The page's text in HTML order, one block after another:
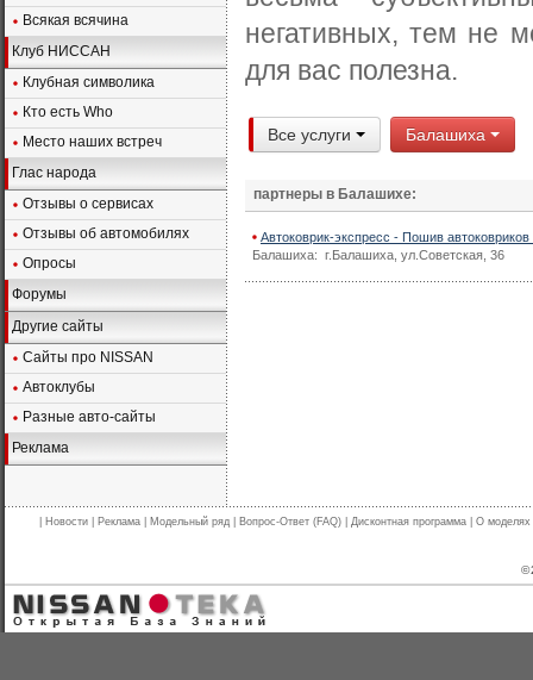
Всякая всячина
Клуб НИССАН
Клубная символика
Кто есть Who
Место наших встреч
Глас народа
Отзывы о сервисах
Отзывы об автомобилях
Опросы
Форумы
Другие сайты
Сайты про NISSAN
Автоклубы
Разные авто-сайты
Реклама
негативных, тем не
для вас полезна.
Все услуги Балашиха
партнеры в Балашихе:
Автоковрик-экспресс - Пошив
Балашиха: г.Балашиха, ул.Советская, 36
Новости Реклама Модельный ряд Вопрос-Ответ (FAQ) Дисконтная программа О моделях
©